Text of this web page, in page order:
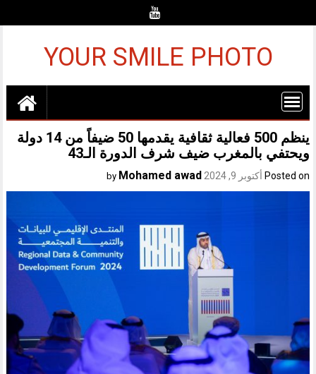
YOUR SMILE PHOTO
ينظم 500 فعالية ثقافية يقدمها 50 ضيفاً من 14 دولة
ويحتفي بالمغرب ضيف شرف الدورة الـ43
Posted on أكتوبر 9, 2024 Mohamed awad